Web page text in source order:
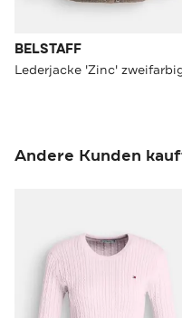
BELSTAFF
Lederjacke 'Zinc'
Andere Kunden